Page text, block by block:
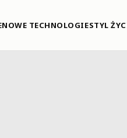
NOWE TECHNOLOGIESTYL